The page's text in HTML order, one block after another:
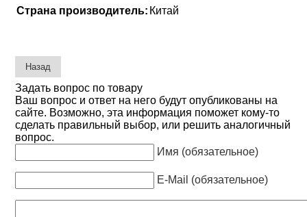
Страна производитель: Китай
Задать вопрос по товару
Ваш вопрос и ответ на него будут опубликованы на
сайте. Возможно, эта информация поможет кому-то
сделать правильный выбор, или решить аналогичный
вопрос.
Имя (обязательное)
E-Mail (обязательное)